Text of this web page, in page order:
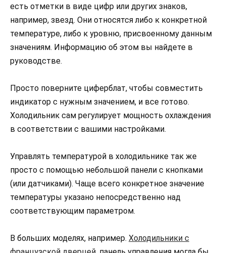
есть отметки в виде цифр или других знаков,
например, звезд. Они относятся либо к конкретной
температуре, либо к уровню, присвоенному данным
значениям. Информацию об этом вы найдете в
руководстве.
Просто поверните циферблат, чтобы совместить
индикатор с нужным значением, и все готово.
Холодильник сам регулирует мощность охлаждения
в соответствии с вашими настройками.
Управлять температурой в холодильнике так же
просто с помощью небольшой панели с кнопками
(или датчиками). Чаще всего конкретное значение
температуры указано непосредственно над
соответствующим параметром.
В больших моделях, например. Холодильники с